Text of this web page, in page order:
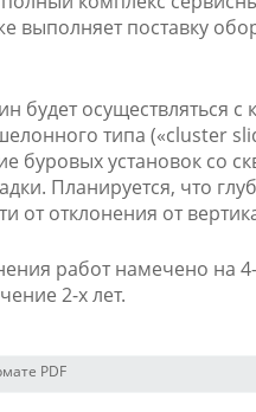
выполняет поставку
будет осуществляться
типа («cluster
буровых установок со
Планируется, что
от отклонения от
работ намечено на
2-х лет.
PDF